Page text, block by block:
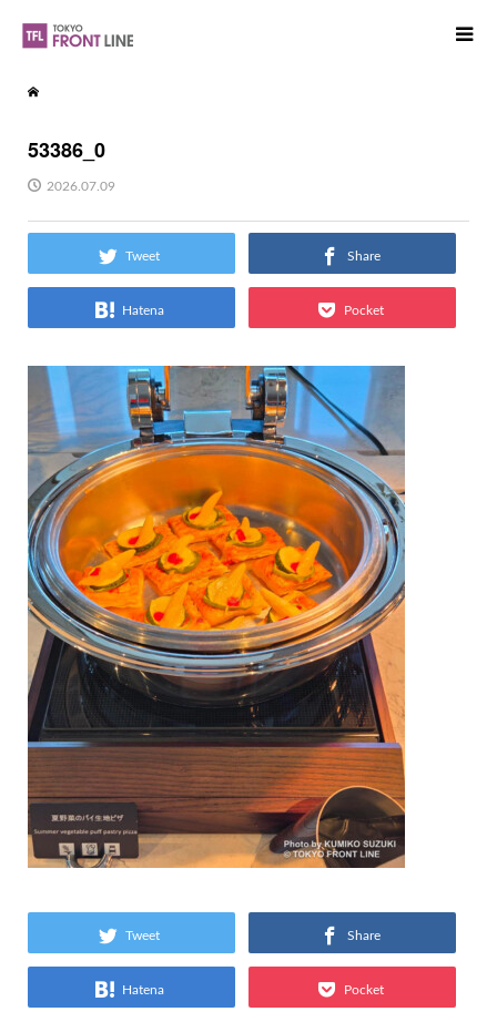
53386_0
2026.07.09
Tweet Share
Hatena Pocket
Tweet Share
Hatena Pocket